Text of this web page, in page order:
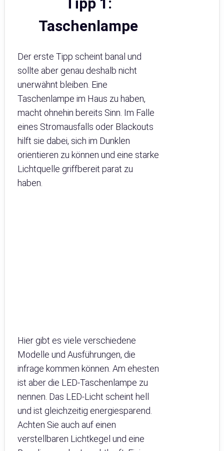
Taschenlampe
Der erste Tipp scheint banal und
sollte aber genau deshalb nicht
unerwähnt bleiben. Eine
Taschenlampe im Haus zu haben,
macht ohnehin bereits Sinn. Im Falle
eines Stromausfalls oder Blackouts
hilft sie dabei, sich im Dunklen
orientieren zu können und eine starke
Lichtquelle griffbereit parat zu
haben.
Hier gibt es viele verschiedene
Modelle und Ausführungen, die
infrage kommen können. Am ehesten
ist aber die LED-Taschenlampe zu
nennen. Das LED-Licht scheint hell
und ist gleichzeitig energiesparend.
Achten Sie auch auf einen
verstellbaren Lichtkegel und eine